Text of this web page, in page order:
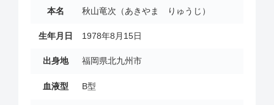
本名 秋山竜次（あきやま りゅうじ）
生年月日 1978年8月15日
出身地 福岡県北九州市
血液型 B型